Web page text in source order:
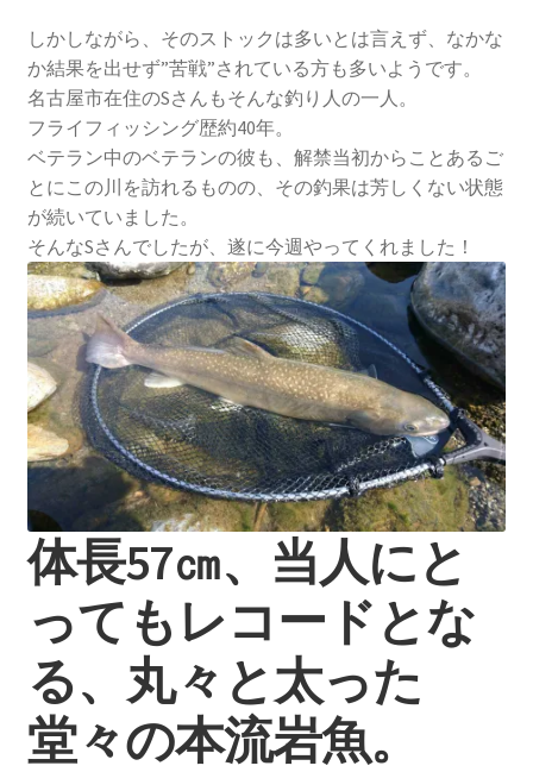
しかしながら、そのストックは多いとは言えず、なかな
か結果を出せず”苦戦”されている方も多いようです。
名古屋市在住のSさんもそんな釣り人の一人。
フライフィッシング歴約40年。
ベテラン中のベテランの彼も、解禁当初からことあるご
とにこの川を訪れるものの、その釣果は芳しくない状態
が続いていました。
そんなSさんでしたが、遂に今週やってくれました！
体長57㎝、当人にと
ってもレコードとな
る、丸々と太った
堂々の本流岩魚。